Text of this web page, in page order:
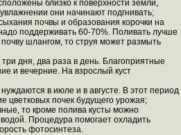
близко к поверхности земли,
они начинают подгнивать;
почвы и образования корочки на
поддерживать 60-70%. Поливать лучше
шлангом, то струя может размыть
дня, два раза в день. Благоприятные
и вечерние. На взрослый куст
в июле и в августе. В этот период
цветковых почек будущего урожая;
то кроме полива кусты можно
Процедура помогает охладить
фотосинтеза.